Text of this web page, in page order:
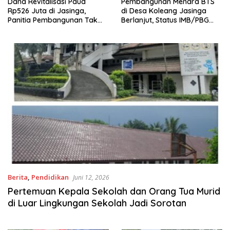
Rp526 Juta di Jasinga,
Panitia Pembangunan Tak
di Desa Koleang Jasinga
Berlanjut, Status IMB/PBG
Berita, Pendidikan Juni 12, 2026
Pertemuan Kepala Sekolah dan Orang Tua Murid
di Luar Lingkungan Sekolah Jadi Sorotan